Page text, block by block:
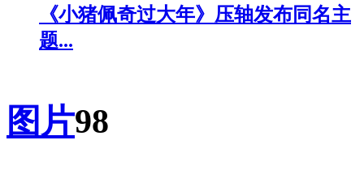
《小猪佩奇过大年》压轴发布同名主
题...
图片98